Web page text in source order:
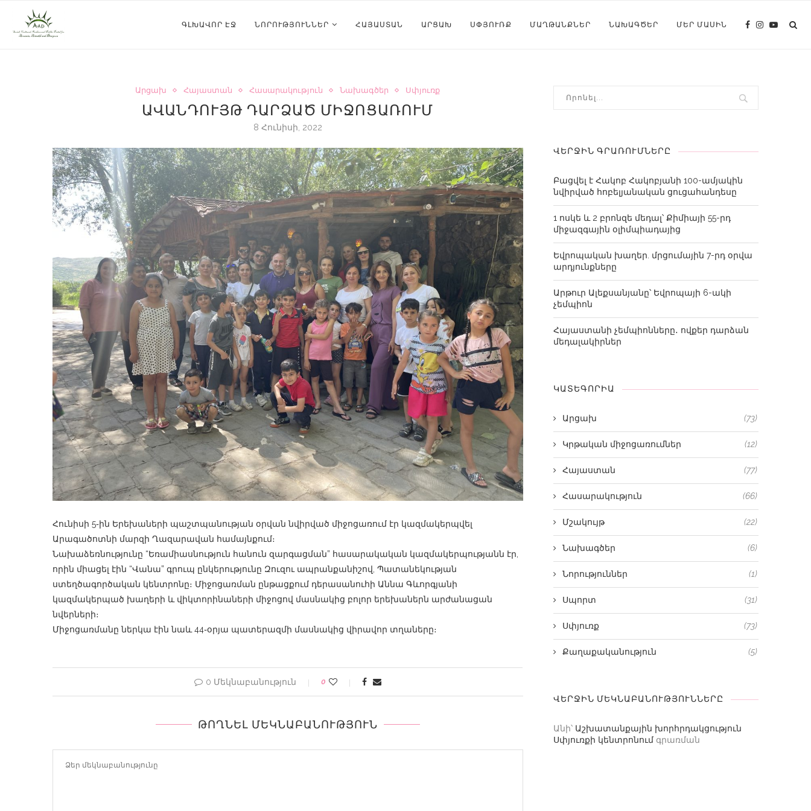
ԳԼԽԱՎՈՐ ԷՋ ՆՈՐՈՒԹՅՈՒՆՆԵՐ ՀԱՅԱՍՏԱՆ ԱՐՑԱԽ ՍՓՅՈՒՌՔ ՄԱՂԹԱՆՔՆԵՐ ՆԱԽԱԳԾԵՐ ՄԵՐ ՄԱՍԻՆ
Արցախ Հայաստան Հասարակություն Նախագծեր Սփյուռք
ԱՎԱՆԴՈՒՅԹ ԴԱՐՁԱԾ ՄԻՋՈՑԱՌՈՒՄ
8 Հունիսի, 2022
Հունիսի 5֊ին Երեխաների պաշտպանության օրվան նվիրված միջոցառում էր կազմակերպվել
Արագածոտնի մարզի Ղազարավան համայնքում։
Նախաձեռնությունը “Եռամիասնություն հանուն զարգացման” հասարակական կազմակերպությանն էր,
որին միացել էին “Վանա” գրուպ ընկերությունը Զուզու ապրանքանիշով, Պատանեկության
ստեղծագործական կենտրոնը։ Միջոցառման ընթացքում դերասանուհի Աննա Գևորգյանի
կազմակերպած խաղերի և վիկտորինաների միջոցով մասնակից բոլոր երեխաներն արժանացան
նվերների։
Միջոցառմանը ներկա էին նաև 44֊օրյա պատերազմի մասնակից վիրավոր տղաները։
0 Մեկնաբանություն 0
ԹՈՂՆԵԼ ՄԵԿՆԱԲԱՆՈՒԹՅՈՒՆ
ՎԵՐՋԻՆ ԳՐԱՌՈՒՄՆԵՐԸ
Բացվել է Հակոբ Հակոբյանի 100-ամյակին
նվիրված հոբելյանական ցուցահանդեսը
1 ոսկե և 2 բրոնզե մեդալ՝ Քիմիայի 55-րդ
միջազգային օլիմպիադայից
Եվրոպական խաղեր. մրցումային 7-րդ օրվա
արդյունքները
Արթուր Ալեքսանյանը՝ Եվրոպայի 6-ակի
չեմպիոն
Հայաստանի չեմպիոնները․ ովքեր դարձան
մեդալակիրներ
ԿԱՏԵԳՈՐԻԱ
Արցախ (73)
Կրթական միջոցառումներ (12)
Հայաստան (77)
Հասարակություն (66)
Մշակույթ (22)
Նախագծեր (6)
Նորություններ (1)
Սպորտ (31)
Սփյուռք (73)
Քաղաքականություն (5)
ՎԵՐՋԻՆ ՄԵԿՆԱԲԱՆՈՒԹՅՈՒՆՆԵՐԸ
Անի՝ Աշխատանքային խորհրդակցություն
Սփյուռքի կենտրոնում գրառման